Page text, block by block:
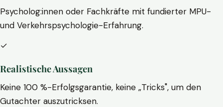
Psycholog:innen oder Fachkräfte mit fundierter MPU-
und Verkehrspsychologie-Erfahrung.
✓
Realistische Aussagen
Keine 100 %-Erfolgsgarantie, keine „Tricks", um den
Gutachter auszutricksen.